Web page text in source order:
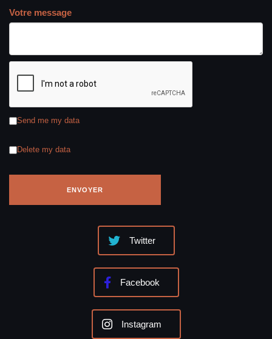
Votre message
Send me my data
Delete my data
Twitter
Facebook
Instagram